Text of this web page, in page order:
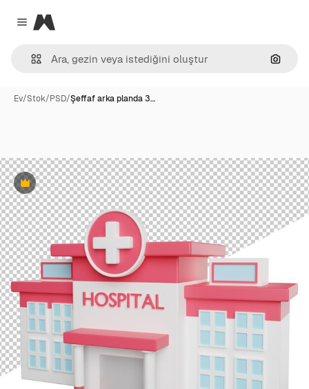
Close menu
Magnific
Ev/Stok/PSD/Şeffaf arka planda 3…
Premium